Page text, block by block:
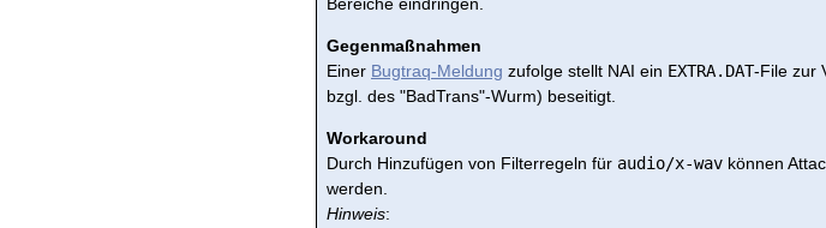
Gegenmaßnahmen
Einer Bugtraq-Meldung zufolge stellt NAI ein EXTRA.DAT-File zur
bzgl. des "BadTrans"-Wurm) beseitigt.
Workaround
Durch Hinzufügen von Filterregeln für audio/x-wav können
werden.
Hinweis: